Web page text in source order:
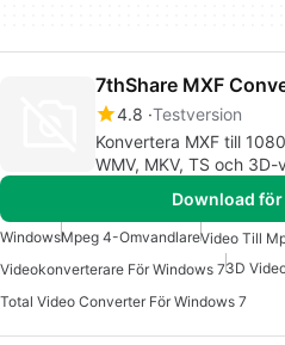
7thShare MXF
4.8 Testversion
Konvertera MXF till
WMV, MKV, TS och 3D-
Download
WindowsMpeg 4-Omvandlare
Videokonverterare För Windows 73D
Total Video Converter För Windows 7